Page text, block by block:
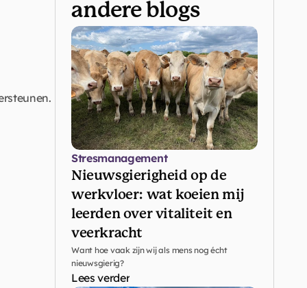
andere blogs
Stresmanagement
Nieuwsgierigheid op de
werkvloer: wat koeien mij
leerden over vitaliteit en
veerkracht
Want hoe vaak zijn wij als mens nog écht
nieuwsgierig?
Lees verder